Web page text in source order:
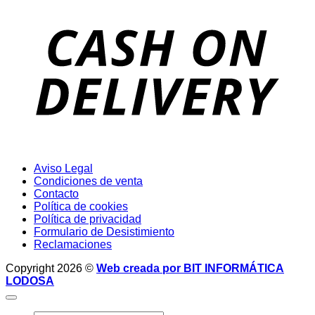
Aviso Legal
Condiciones de venta
Contacto
Política de cookies
Política de privacidad
Formulario de Desistimiento
Reclamaciones
Copyright 2026 © Web creada por BIT INFORMÁTICA
LODOSA